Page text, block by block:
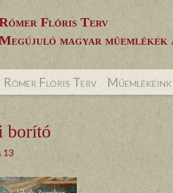
Flóris Terv
magyar műemlékek
Rómer Flóris Terv Műemlékeink
borító
13